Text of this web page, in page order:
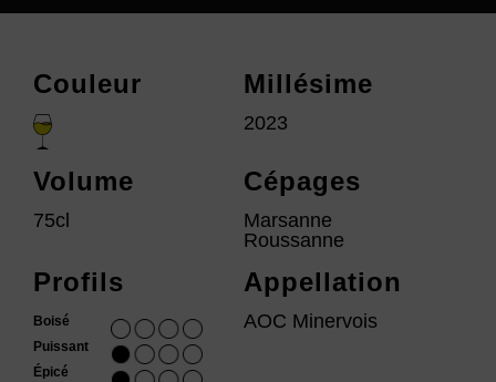
Couleur Millésime
2023
Volume
75cl
Cépages
Marsanne
Roussanne
Profils
Boisé
Puissant
Épicé
Appellation
AOC Minervois